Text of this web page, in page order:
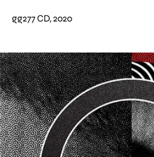
gg277 CD, 2020
Agrandir